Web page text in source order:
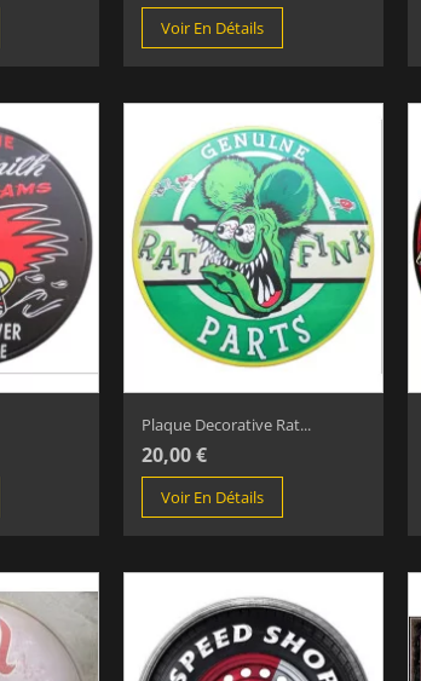
Voir En Détails
Plaque Decorative Rat...
20,00 €
Voir En Détails